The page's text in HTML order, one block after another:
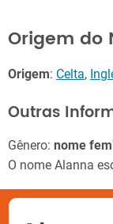
Origem do
Origem: Celta,
Outras
Gênero: nome
O nome Alanna